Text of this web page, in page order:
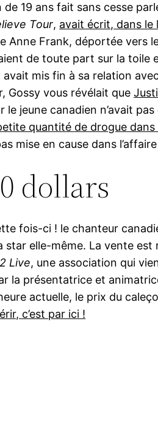
19 ans fait sans cesse
Tour, avait écrit, dans le
Anne Frank, déportée vers
de toute part sur la toile
avait mis fin à sa relation
Gossy vous révélait que
jeune canadien n’avait
quantité de drogue dans
mise en cause dans
dollars
fois-ci ! le chanteur
star elle-même. La vente
Live, une association qui
la présentatrice et
actuelle, le prix du
c’est par ici !